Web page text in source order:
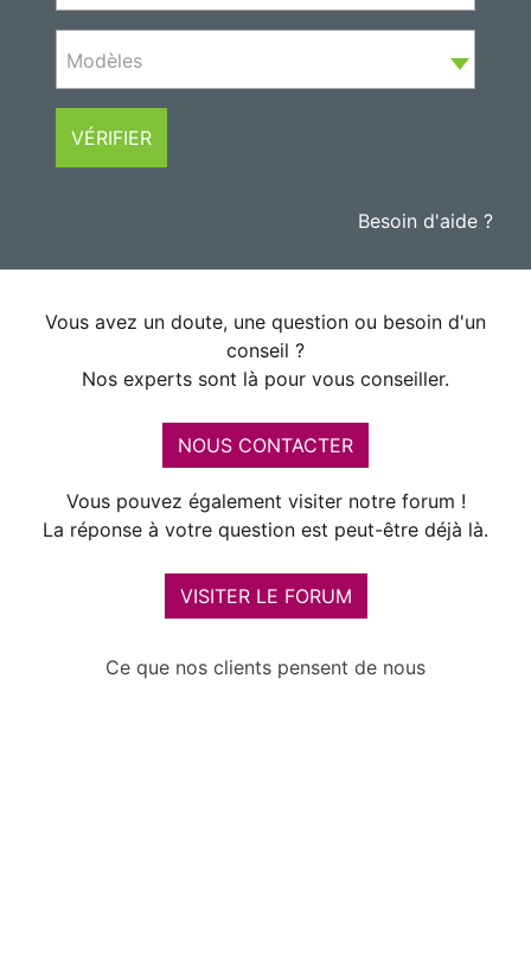
Modèles
VÉRIFIER
Besoin d'aide ?
Vous avez un doute, une question ou besoin d'un
conseil ?
Nos experts sont là pour vous conseiller.
NOUS CONTACTER
Vous pouvez également visiter notre forum !
La réponse à votre question est peut-être déjà là.
VISITER LE FORUM
Ce que nos clients pensent de nous